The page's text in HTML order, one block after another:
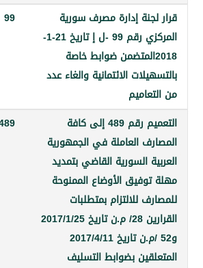
إدارة مصرف سورية
ضوابط خاصة
الائتمانية والغاء عدد
99
التعميم رقم 489 إلى كافة
العاملة في الجمهورية
السورية القاضي بتمديد
الأوضاع الممنوحة
للالتزام بمتطلبات
القرارين 28/ م.ن تاريخ 2017/1/25
و52 /م.ن تاريخ 2017/4/11
بضوابط التسليف